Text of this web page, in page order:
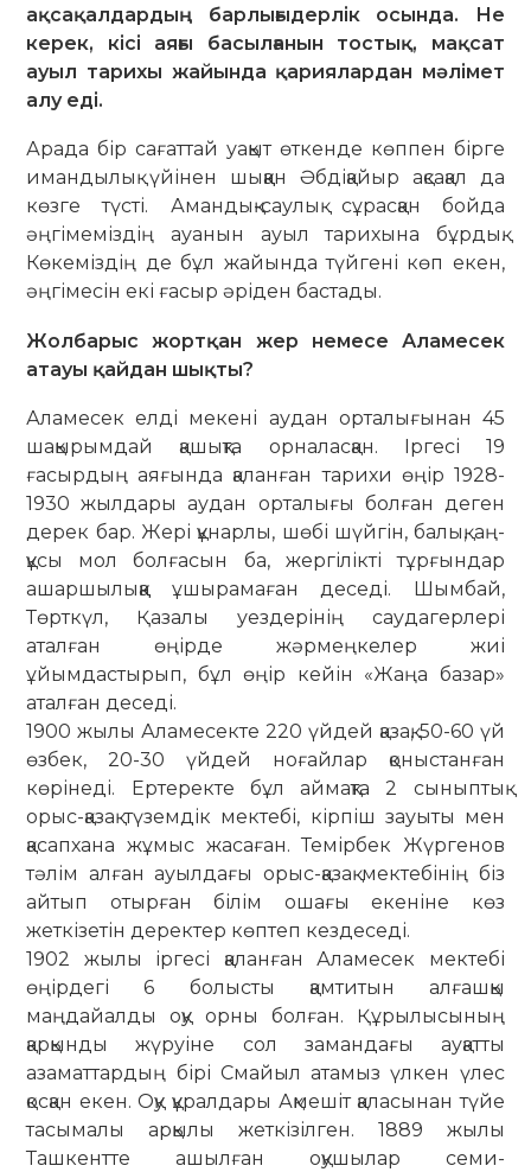
ақсақалдардың барлығыдерлік осында. Не
керек, кісі аяғы басылғанын тостық, мақсат
ауыл тарихы жайында қариялардан мәлімет
алу еді.
Арада бір сағаттай уақыт өткенде көппен бірге
имандылық үйінен шыққан Әбдіқайыр ақсақал да
көзге түсті. Аман­дық-саулық сұрасқан бойда
әңгімеміздің ауанын ауыл тарихына бұрдық.
Көкеміздің де бұл жайында түйгені көп екен,
әңгімесін екі ғасыр әріден бастады.
Жолбарыс жортқан жер немесе Аламесек
атауы қайдан шықты?
Аламесек елді мекені аудан орта­лы­ғынан 45
шақырымдай қашықта орна­ласқан. Іргесі 19
ғасырдың аяғында қа­ланған тарихи өңір 1928-
1930 жылдары аудан орталығы болған деген
дерек бар. Жері құнарлы, шөбі шүйгін, балық, аң-
құсы мол болғасын ба, жергілікті тұр­ғындар
ашар­шылыққа ұшырамаған деседі. Шым­бай,
Төрткүл, Қазалы уез­дерінің сау­да­герлері
аталған өңірде жәрмеңкелер жиі
ұйымдастырып, бұл өңір кейін «Жаңа базар»
аталған деседі.
1900 жылы Аламесекте 220 үй­дей қазақ, 50-60 үй
өзбек, 20-30 үйдей ноғай­лар қоныстанған
көрінеді. Ерте­ректе бұл аймақта 2 сыныптық
орыс-қазақ түземдік мектебі, кірпіш зауыты мен
қасапхана жұмыс жасаған. Темірбек Жүргенов
тәлім алған ауылдағы орыс-қазақ мектебінің біз
айтып отырған білім ошағы екеніне көз
жеткізетін деректер көптеп кездеседі.
1902 жылы іргесі қаланған Аламесек мектебі
өңірдегі 6 болысты қамтитын алғашқы
маңдайалды оқу орны болған. Құрылысының
қарқынды жүруіне сол замандағы ауқатты
азаматтардың бірі Смайыл атамыз үлкен үлес
қосқан екен. Оқу құралдары Ақмешіт қаласынан түйе
тасымалы арқылы жеткізілген. 1889 жы­лы
Ташкентте ашылған оқушылар семи­